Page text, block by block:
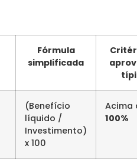
Fórmula
simplificada
(Benefício
líquido /
Investimento)
x 100
Acima
100%